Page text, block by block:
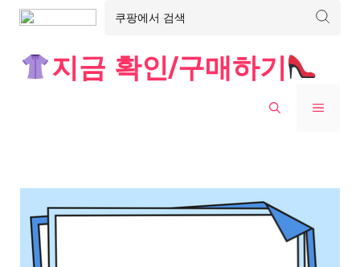
지금 확인/구매하기
MENU